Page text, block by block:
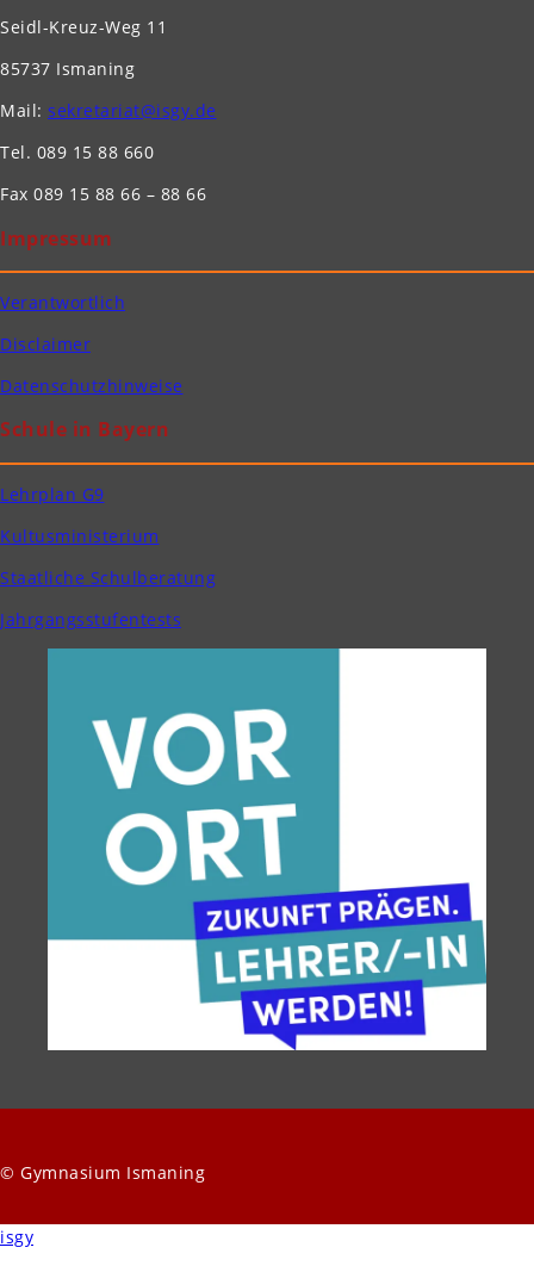
Seidl-Kreuz-Weg 11
85737 Ismaning
Mail: sekretariat@isgy.de
Tel. 089 15 88 660
Fax 089 15 88 66 – 88 66
Impressum
Verantwortlich
Disclaimer
Datenschutzhinweise
Schule in Bayern
Lehrplan G9
Kultusministerium
Staatliche Schulberatung
Jahrgangsstufentests
© Gymnasium Ismaning
isgy